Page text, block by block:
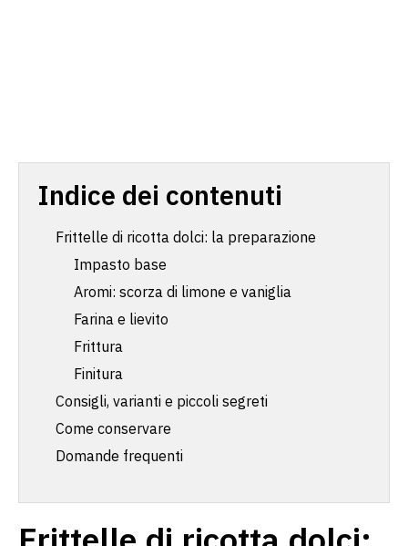
Indice dei contenuti
Frittelle di ricotta dolci: la preparazione
Impasto base
Aromi: scorza di limone e vaniglia
Farina e lievito
Frittura
Finitura
Consigli, varianti e piccoli segreti
Come conservare
Domande frequenti